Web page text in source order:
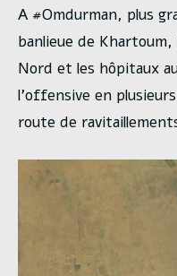
A #Omdurman, plus
banlieue de Khartoum,
Nord et les hôpitaux
l’offensive en
route de